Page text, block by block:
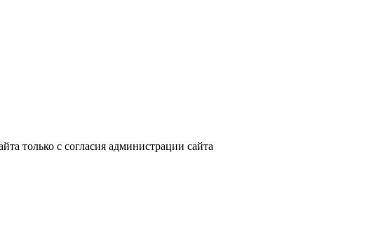
только с согласия администрации сайта